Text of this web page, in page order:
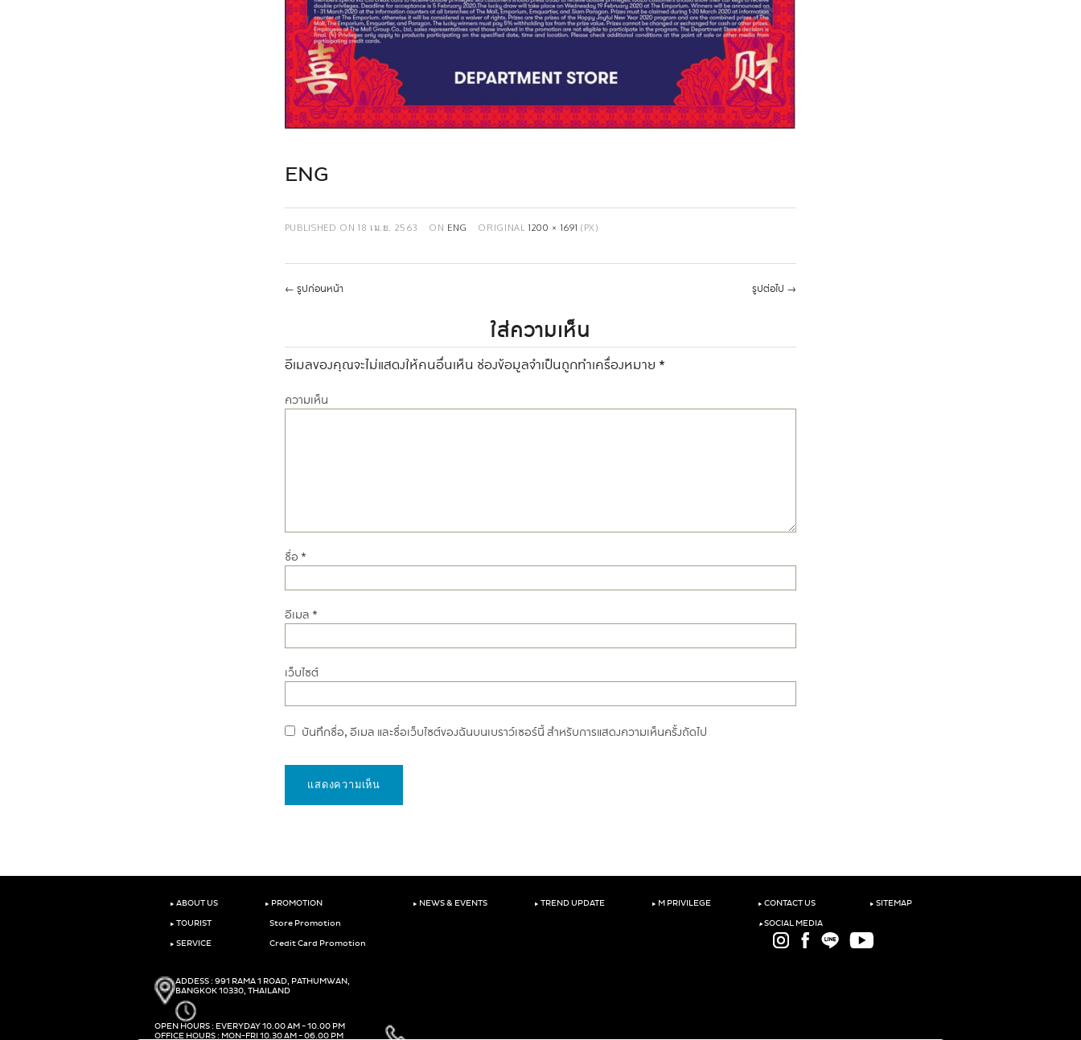
ENG
PUBLISHED ON 18 เม.ย. 2563 ON ENG ORIGINAL1200 × 1691 (PX)
← รูปก่อนหน้า รูปต่อไป →
ใส่ความเห็น
อีเมลของคุณจะไม่แสดงให้คนอื่นเห็น ช่องข้อมูลจำเป็นถูกทำเครื่องหมาย *
ความเห็น
ชื่อ *
อีเมล *
เว็บไซต์
บันทึกชื่อ, อีเมล และชื่อเว็บไซต์ของฉันบนเบราว์เซอร์นี้ สำหรับการแสดงความเห็นครั้งถัดไป
‣ ABOUT US
‣ TOURIST
‣ SERVICE
‣ PROMOTION
Store Promotion
Credit Card Promotion
‣ NEWS & EVENTS ‣ TREND UPDATE ‣ M PRIVILEGE ‣ CONTACT US
‣SOCIAL MEDIA
‣ SITEMAP
ADDESS : 991 RAMA 1 ROAD, PATHUMWAN,
BANGKOK 10330, THAILAND
OPEN HOURS : EVERYDAY 10.00 AM - 10.00 PM
OFFICE HOURS : MON-FRI 10.30 AM - 06.00 PM